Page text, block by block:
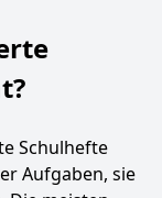
Schulhefte
Aufgaben, sie